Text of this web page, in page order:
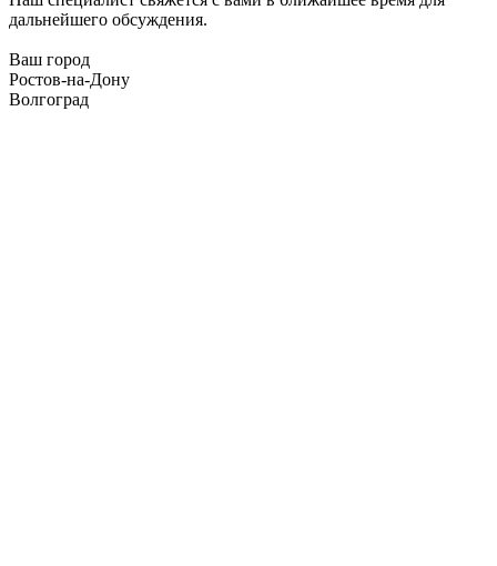
дальнейшего обсуждения.
Ваш город
Ростов-на-Дону
Волгоград